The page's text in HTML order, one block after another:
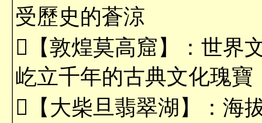
受歷史的蒼涼
【敦煌莫高窟】：世界
屹立千年的古典文化瑰
【大柴旦翡翠湖】：海